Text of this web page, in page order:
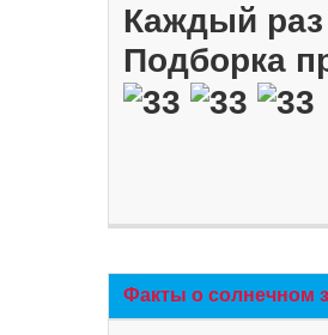
Каждый
Подборка
Факты о солнечном